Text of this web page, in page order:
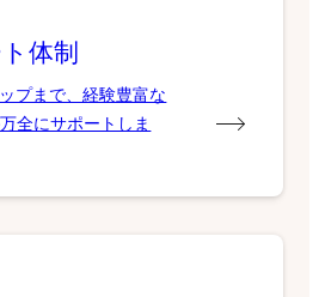
体制
プまで、経験豊富な
全にサポートしま